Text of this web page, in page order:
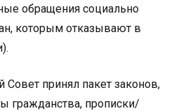
обращения социально
которым отказывают в
Совет принял пакет законов,
гражданства, прописки/